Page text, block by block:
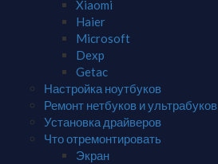
Xiaomi
Haier
Microsoft
Dexp
Getac
Настройка ноутбуков
Ремонт нетбуков и ультрабуков
Установка драйверов
Что отремонтировать
Экран